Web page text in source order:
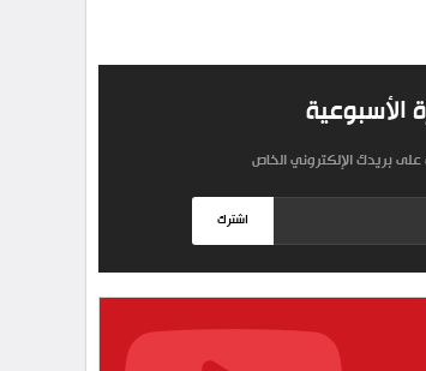
الأسبوعية
على بريدك الإلكتروني الخاص
اشترك